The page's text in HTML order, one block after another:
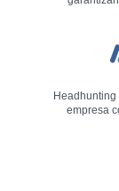
empresa